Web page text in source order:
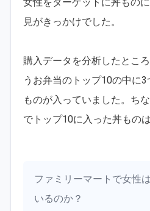
女性をターゲットに丼もの
見がきっかけでした。
購入データを分析したとこ
うお弁当のトップ10の中に
ものが入っていました。ち
でトップ10に入った丼もの
ファミリーマートで女性
いるのか？